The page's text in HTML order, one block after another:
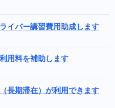
イバー講習費用助成します
用料を補助します
長期滞在）が利用できます